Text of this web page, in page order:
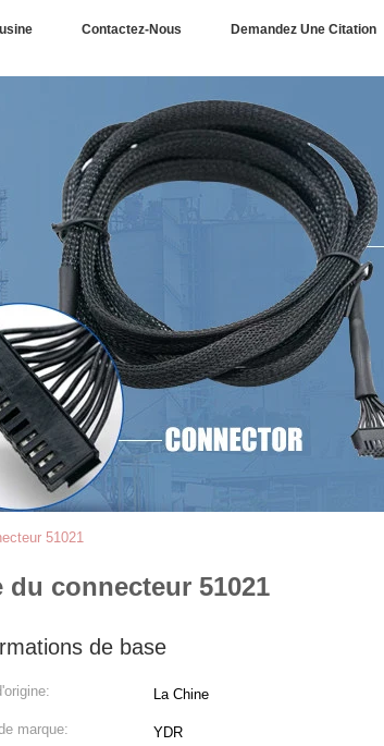
Contactez-Nous Demandez Une Citation
51021
connecteur 51021
de base
La Chine
marque: YDR